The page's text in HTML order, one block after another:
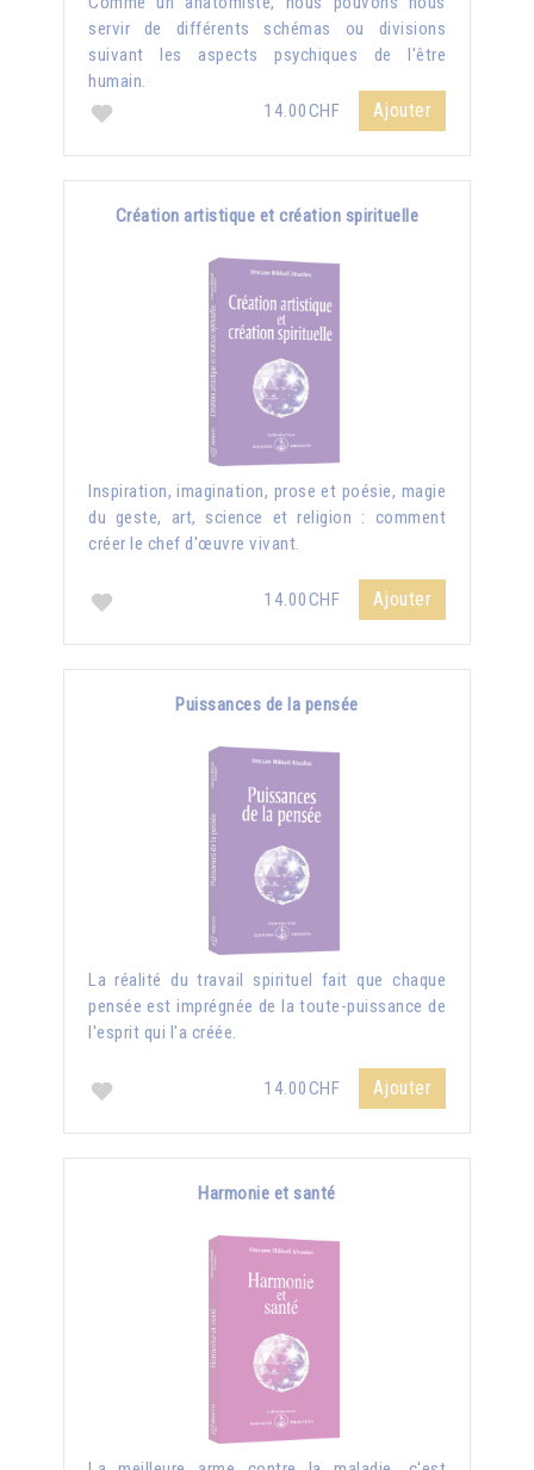
servir de différents schémas ou divisions
suivant les aspects psychiques de l'être
humain.
14.00CHF
Ajouter
Création artistique et création spirituelle
Inspiration, imagination, prose et poésie, magie
du geste, art, science et religion : comment
créer le chef d'œuvre vivant.
14.00CHF Ajouter
Puissances de la pensée
La réalité du travail spirituel fait que chaque
pensée est imprégnée de la toute-puissance de
l'esprit qui l'a créée.
14.00CHF Ajouter
Harmonie et santé